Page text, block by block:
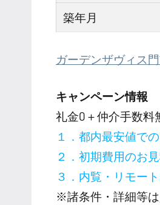
築年月
ガーデンザヴィス
キャンペーン情報
礼金0 ＋仲介手数料
１．都内最安値で
２．初期費用のお
３．内覧・リモー
※諸条件・詳細等は